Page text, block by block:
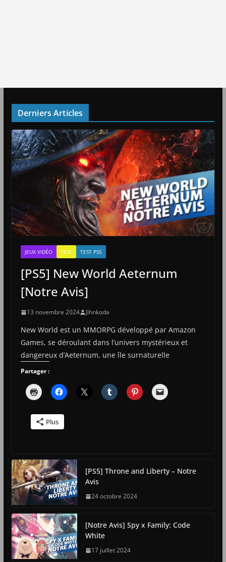
Derniers Articles
JEUX VIDÉO TEST TEST PS5
[PS5] New World Aeternum
[Notre Avis]
13 novembre 2024 Jihnkoda
New World est un MMORPG développé par Amazon
Games, se déroulant dans l’univers mystérieux et
dangereux d’Aeternum, une île surnaturelle
Partager :
Plus
[PS5] Throne and Liberty – Notre
Avis
24 octobre 2024
[Notre Avis] Spy x Family: Code
White
17 juillet 2024